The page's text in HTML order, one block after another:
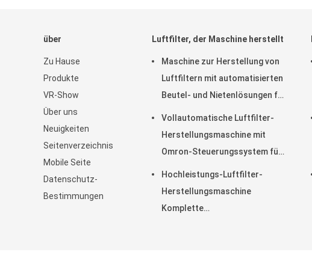
über
Zu Hause
Produkte
VR-Show
Über uns
Neuigkeiten
Seitenverzeichnis
Mobile Seite
Datenschutz-
Bestimmungen
Luftfilter, der Maschine herstellt
Maschine zur Herstellung von
Luftfiltern mit automatisierten
Beutel- und Nietenlösungen für
Vollautomatische Luftfilter-
Herstellungsmaschine mit
Omron-Steuerungssystem für
Hochleistungs-Luftfilter-
Herstellungsmaschine
Komplette